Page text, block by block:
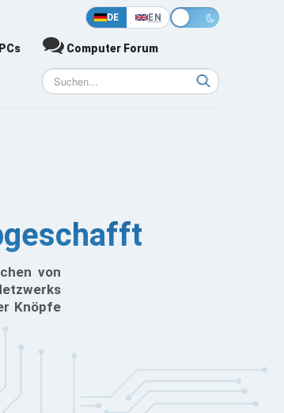
DE EN
Computer Forum
von
Knöpfe